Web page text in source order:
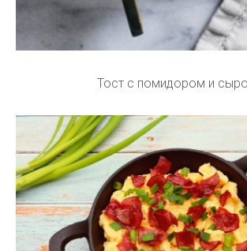
Тост с помидором и